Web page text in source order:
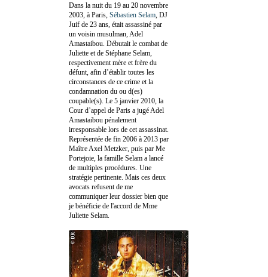
Dans la nuit du 19 au 20 novembre
2003, à Paris, Sébastien Selam , DJ
Juif de 23 ans, était assassiné par
un voisin musulman, Adel
Amastaibou. Débutait le combat de
Juliette et de Stéphane Selam,
respectivement mère et frère du
défunt, afin d’établir toutes les
circonstances de ce crime et la
condamnation du ou d(es)
coupable(s). Le 5 janvier 2010, la
Cour d’appel de Paris a jugé Adel
Amastaibou pénalement
irresponsable lors de cet assassinat.
Représentée de fin 2006 à 2013 par
Maître Axel Metzker, puis par Me
Portejoie, la famille Selam a lancé
de multiples procédures. Une
stratégie pertinente. Mais ces deux
avocats refusent de me
communiquer leur dossier bien que
je bénéficie de l'accord de Mme
Juliette Selam.